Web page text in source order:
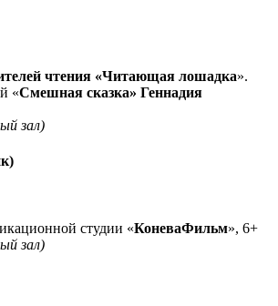
чтения «Читающая лошадка».
«Смешная сказка» Геннадия
зал)
студии «КоневаФильм», 6+
зал)